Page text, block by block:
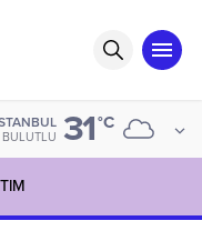
BULUTLU 31°C